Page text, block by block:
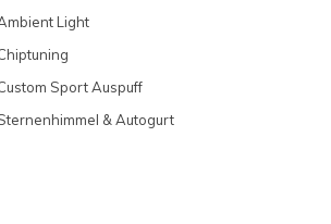
Light
Sport Auspuff
& Autogurt